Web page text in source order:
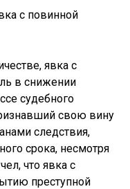
явка с
в снижении
судебного
свою вину
следствия,
срока, несмотря
что явка с
преступной